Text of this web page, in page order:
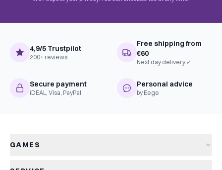
4,9/5 Trustpilot
200+ reviews
Free shipping from
€60
Next day delivery ✓
Secure payment
iDEAL, Visa, PayPal
Personal advice
by Eege
GAMES